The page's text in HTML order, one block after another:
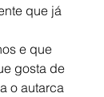
que já
e que
gosta de
o autarca